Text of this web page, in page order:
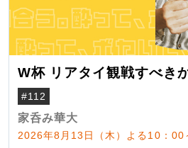
W杯 リアタイ観戦すべき
#112
家呑み華大
2026年8月13日（木）よる10：00